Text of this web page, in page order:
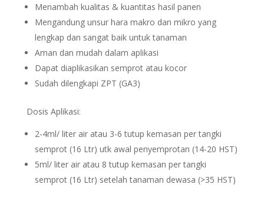
Menambah kualitas & kuantitas hasil panen
Mengandung unsur hara makro dan mikro yang
lengkap dan sangat baik untuk tanaman
Aman dan mudah dalam aplikasi
Dapat diaplikasikan semprot atau kocor
Sudah dilengkapi ZPT (GA3)
Dosis Aplikasi:
2-4ml/ liter air atau 3-6 tutup kemasan per tangki
semprot (16 Ltr) utk awal penyemprotan (14-20 HST)
5ml/ liter air atau 8 tutup kemasan per tangki
semprot (16 Ltr) setelah tanaman dewasa (>35 HST)